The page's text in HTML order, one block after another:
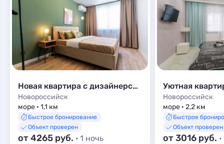
Новая квартира с дизайнерским ремонтом
Новороссийск
море · 1,1 км
Быстрое бронирование
Объект проверен
от 4265 руб. · 1 ночь
Новороссийск
море · 2,2 км
Быстрое
Объект проверен
от 3016 руб.